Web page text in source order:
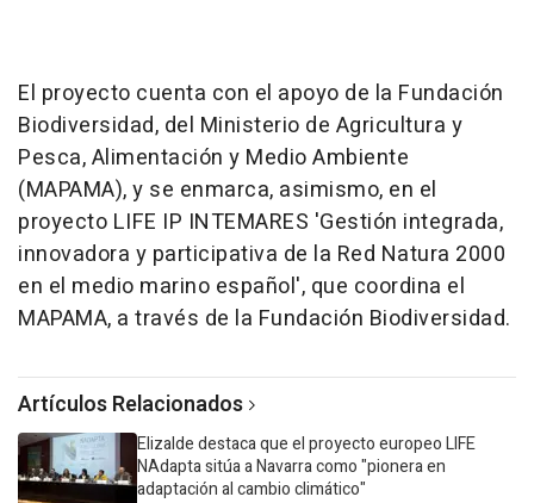
El proyecto cuenta con el apoyo de la Fundación
Biodiversidad, del Ministerio de Agricultura y
Pesca, Alimentación y Medio Ambiente
(MAPAMA), y se enmarca, asimismo, en el
proyecto LIFE IP INTEMARES 'Gestión integrada,
innovadora y participativa de la Red Natura 2000
en el medio marino español', que coordina el
MAPAMA, a través de la Fundación Biodiversidad.
Artículos Relacionados
Elizalde destaca que el proyecto europeo LIFE
NAdapta sitúa a Navarra como "pionera en
adaptación al cambio climático"